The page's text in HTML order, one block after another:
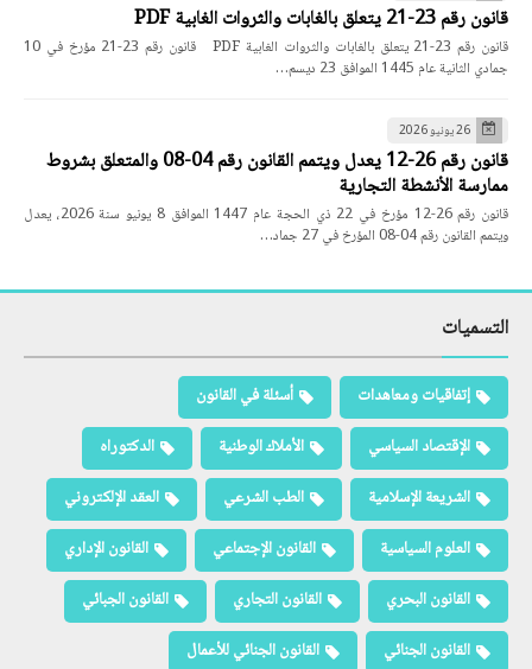
قانون رقم 23-21 يتعلق بالغابات والثروات الغابية PDF
قانون رقم 23-21 يتعلق بالغابات والثروات الغابية PDF قانون رقم 23-21 مؤرخ في 10
جمادي الثانية عام 1445 الموافق 23 ديسم…
26 يونيو 2026
قانون رقم 26-12 يعدل ويتمم القانون رقم 04-08 والمتعلق بشروط
ممارسة الأنشطة التجارية
قانون رقم 26-12 مؤرخ في 22 ذي الحجة عام 1447 الموافق 8 يونيو سنة 2026، يعدل
ويتمم القانون رقم 04-08 المؤرخ في 27 جماد…
التسميات
إتفاقيات ومعاهدات
أسئلة في القانون
الإقتصاد السياسي
الأملاك الوطنية
الدكتوراه
الشريعة الإسلامية
الطب الشرعي
العقد الإلكتروني
العلوم السياسية
القانون الإجتماعي
القانون الإداري
القانون البحري
القانون التجاري
القانون الجبائي
القانون الجنائي
القانون الجنائي للأعمال